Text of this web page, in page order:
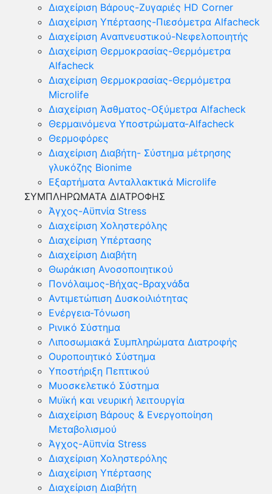
Διαχείριση Βάρους-Ζυγαριές HD Corner
Διαχείριση Υπέρτασης-Πιεσόμετρα Alfacheck
Διαχείριση Αναπνευστικού-Νεφελοποιητής
Διαχείριση Θερμοκρασίας-Θερμόμετρα
Alfacheck
Διαχείριση Θερμοκρασίας-Θερμόμετρα
Microlife
Διαχείριση Άσθματος-Οξύμετρα Alfacheck
Θερμαινόμενα Υποστρώματα-Alfacheck
Θερμοφόρες
Διαχείριση Διαβήτη- Σύστημα μέτρησης
γλυκόζης Bionime
Εξαρτήματα Ανταλλακτικά Microlife
ΣΥΜΠΛΗΡΩΜΑΤΑ ΔΙΑΤΡΟΦΗΣ
Άγχος-Αϋπνία Stress
Διαχείριση Χοληστερόλης
Διαχείριση Υπέρτασης
Διαχείριση Διαβήτη
Θωράκιση Ανοσοποιητικού
Πονόλαιμος-Βήχας-Βραχνάδα
Αντιμετώπιση Δυσκοιλιότητας
Eνέργεια-Τόνωση
Ρινικό Σύστημα
Λιποσωμιακά Συμπληρώματα Διατροφής
Ουροποιητικό Σύστημα
Υποστήριξη Πεπτικού
Μυοσκελετικό Σύστημα
Μυϊκή και νευρική λειτουργία
Διαχείριση Βάρους & Ενεργοποίηση
Μεταβολισμού
Άγχος-Αϋπνία Stress
Διαχείριση Χοληστερόλης
Διαχείριση Υπέρτασης
Διαχείριση Διαβήτη